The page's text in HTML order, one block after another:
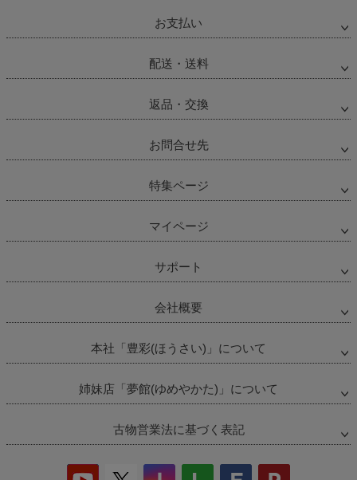
お支払い
配送・送料
返品・交換
お問合せ先
特集ページ
マイページ
サポート
会社概要
本社「豊彩(ほうさい)」について
姉妹店「夢館(ゆめやかた)」について
古物営業法に基づく表記